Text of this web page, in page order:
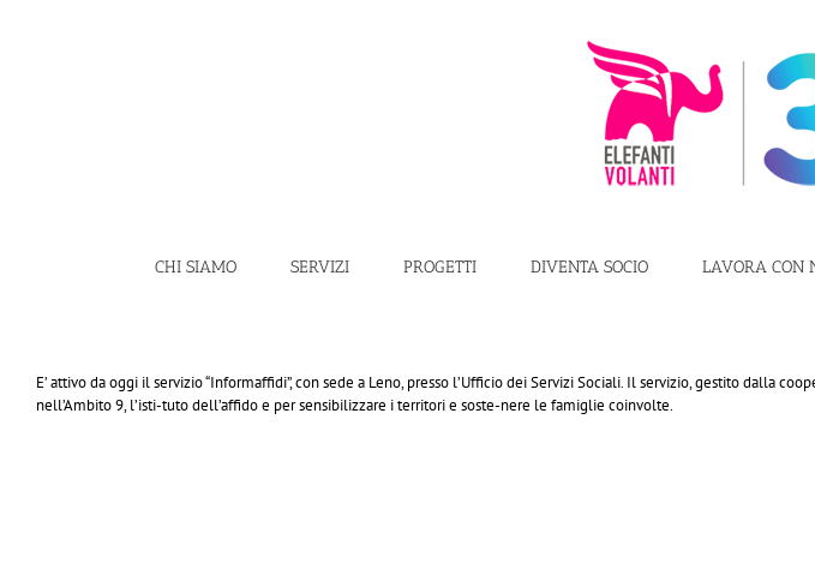
CHI SIAMO SERVIZI PROGETTI DIVENTA SOCIO LAVORA CON
E’ attivo da oggi il servizio “Informaffidi”, con sede a Leno, presso l’Ufficio dei Servizi Sociali. Il servizio, gestito dalla
nell’Ambito 9, l’isti-tuto dell’affido e per sensibilizzare i territori e soste-nere le famiglie coinvolte.